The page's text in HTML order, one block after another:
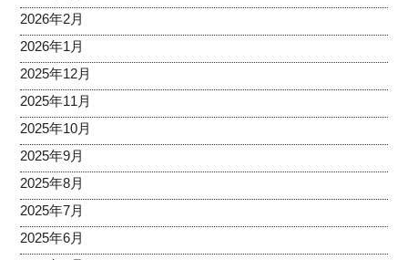
2026年2月
2026年1月
2025年12月
2025年11月
2025年10月
2025年9月
2025年8月
2025年7月
2025年6月